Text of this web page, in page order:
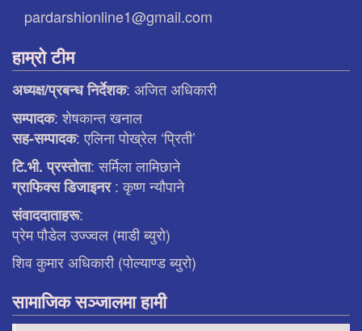
pardarshionline1@gmail.com
हाम्रो टीम
अध्यक्ष/प्रबन्ध निर्देशक: अजित अधिकारी
सम्पादक: शेषकान्त खनाल
सह-सम्पादक: एलिना पाेख्रेल ‘प्रिती’
टि.भी. प्रस्ताेता: सर्मिला लामिछाने
ग्राफिक्स डिजाइनर: कृष्ण न्याैपाने
संवाददाताहरू:
प्रेम पौडेल उज्ज्वल (माडी ब्युरो)
शिव कुमार अधिकारी (पोल्याण्ड ब्युरो)
सामाजिक सञ्जालमा हामी